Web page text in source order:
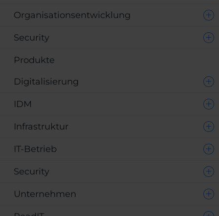
Organisationsentwicklung
Security
Produkte
Digitalisierung
IDM
Infrastruktur
IT-Betrieb
Security
Unternehmen